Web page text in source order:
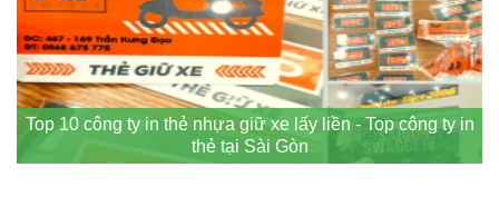
Top 10 công ty in thẻ nhựa giữ xe lấy liền - Top công ty in
thẻ tại Sài Gòn